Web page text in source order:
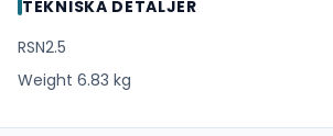
TEKNISKA DETALJER
RSN2.5
Weight 6.83 kg